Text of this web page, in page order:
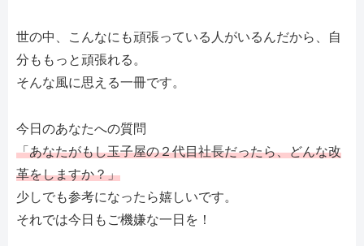
世の中、こんなにも頑張っている人がいるんだから、自
分ももっと頑張れる。
そんな風に思える一冊です。
今日のあなたへの質問
「あなたがもし玉子屋の２代目社長だったら、どんな改
革をしますか？」
少しでも参考になったら嬉しいです。
それでは今日もご機嫌な一日を！